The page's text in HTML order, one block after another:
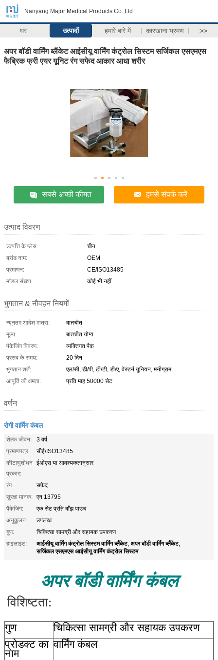
Nanyang Major Medical Products Co.,Ltd
घर उत्पादों हमारे बारे में कारखाना भ्रमण >>
अपर बॉडी वार्मिंग ब्लैंकेट आईसीयू वार्मिंग कंट्रोल सिस्टम सर्जिकल एसएमएस
फैब्रिक फ्री एयर यूनिट रंग सफेद आकार आधा शरीर
सबसे अच्छी कीमत हमसे संपर्क करें
उत्पाद विवरण
उत्पत्ति के प्लेस:
चीन
ब्रांड नाम:
OEM
प्रमाणन:
CE/ISO13485
मॉडल संख्या:
कोई भी नहीं
भुगतान & नौवहन नियमों
न्यूनतम आदेश मात्रा:
बातचीत
मूल्य:
बातचीत योग्य
पैकेजिंग विवरण:
व्यक्तिगत पैक
प्रसव के समय:
20 दिन
भुगतान शर्तें:
एल/सी, डी/पी, टी/टी, डी/ए, वेस्टर्न यूनियन, मनीग्राम
आपूर्ति की क्षमता:
प्रति माह 50000 सेट
वर्णन
रोगी वार्मिंग कंबल
शेल्फ जीवन:
3 वर्ष
प्रमाणपत्र:
सीई/ISO13485
कीटाणुशोधन
प्रकार:
ईओएस या आवश्यकतानुसार
रंग:
सफ़ेद
सुरक्षा मानक: एन 13795
पैकेजिंग:
एक सेट प्रति बाँझ पाउच
अनुकूलन:
उपलब्ध
गुण:
चिकित्सा सामग्री और सहायक उपकरण
हाइलाइट:
आईसीयू वार्मिंग कंट्रोल सिस्टम वार्मिंग ब्लैंकेट, अपर बॉडी वार्मिंग ब्लैंकेट,
सर्जिकल एसएमएस आईसीयू वार्मिंग कंट्रोल सिस्टम
अपर बॉडी वार्मिंग कंबल
विशिष्टता:
गुण
चिकित्सा सामग्री और सहायक उपकरण
प्रोडक्ट का
नाम
वार्मिंग कंबल